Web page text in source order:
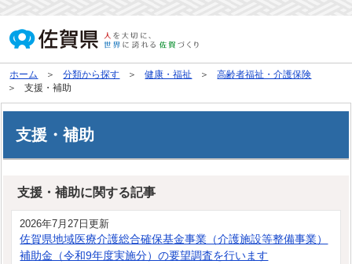
ホーム 分類から探す 健康・福祉
高齢者福祉・介護保険
支援・補助
支援・補助
支援・補助に関する記事
2026年7月27日更新
佐賀県地域医療介護総合確保基金事業（介護施設等整備事業）
補助金（令和9年度実施分）の要望調査を行います